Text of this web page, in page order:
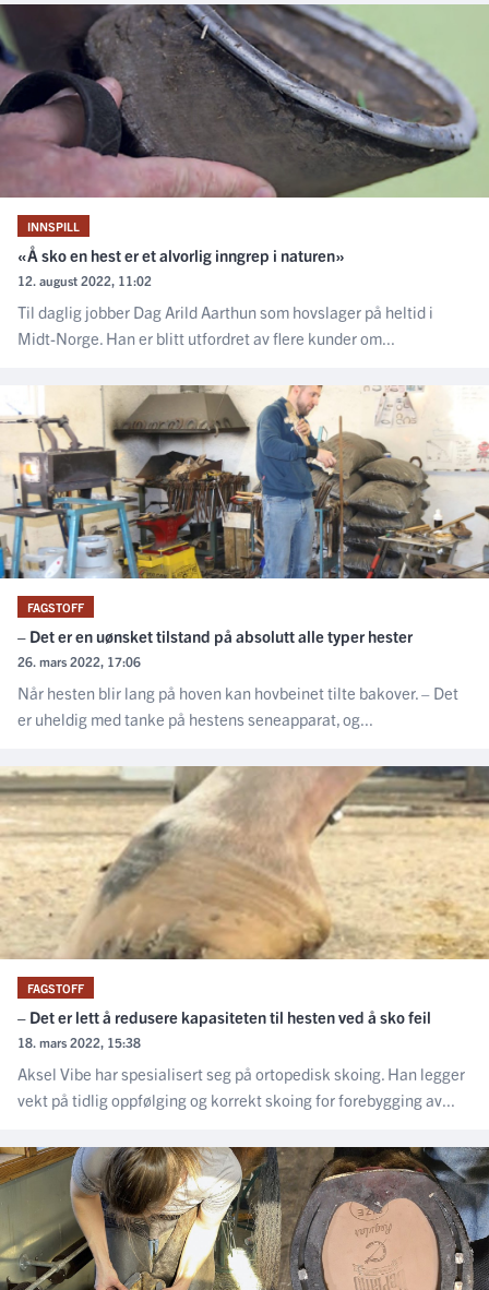
INNSPILL
«Å sko en hest er et alvorlig inngrep i naturen»
12. august 2022, 11:02
Til daglig jobber Dag Arild Aarthun som hovslager på heltid i
Midt-Norge. Han er blitt utfordret av flere kunder om...
FAGSTOFF
– Det er en uønsket tilstand på absolutt alle typer hester
26. mars 2022, 17:06
Når hesten blir lang på hoven kan hovbeinet tilte bakover. – Det
er uheldig med tanke på hestens seneapparat, og...
FAGSTOFF
– Det er lett å redusere kapasiteten til hesten ved å sko feil
18. mars 2022, 15:38
Aksel Vibe har spesialisert seg på ortopedisk skoing. Han legger
vekt på tidlig oppfølging og korrekt skoing for forebygging av...